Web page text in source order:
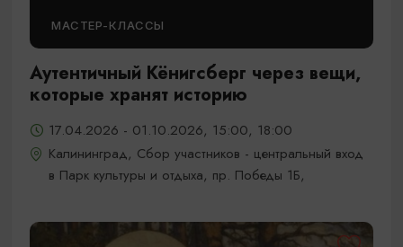
МАСТЕР-КЛАССЫ
Аутентичный Кёнигсберг через вещи,
которые хранят историю
17.04.2026 - 01.10.2026, 15:00, 18:00
Калининград, Сбор участников - центральный вход
в Парк культуры и отдыха, пр. Победы 1Б,